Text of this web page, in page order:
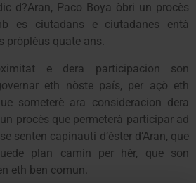
d?Aran, Paco Boya òbri un procès
es ciutadans e ciutadanes entà
pròplèus quate ans.
e dera participacion son
eth nòste país, per açò eth
someterè ara consideracion dera
procès que permeterà participar ad
senten capinauti d’èster d’Aran, que
plan camin per hèr, que son
eth ben comun.